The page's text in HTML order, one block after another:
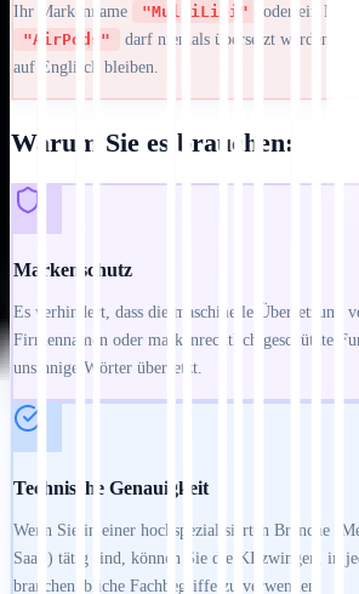
Ihr Markenname "MultiLipi"
oder ein
"AirPods"
darf niemals übersetzt werden
auf Englisch bleiben.
Warum Sie es brauchen:
Markenschutz
Es verhindert, dass die maschinelle Übersetzung
Firmennamen oder markenrechtlich geschützte
unsinnige Wörter übersetzt.
Technische Genauigkeit
Wenn Sie in einer hochspezialisierten Branche
SaaS) tätig sind, können Sie die KI zwingen, in
branchenübliche Fachbegriffe zu verwenden.